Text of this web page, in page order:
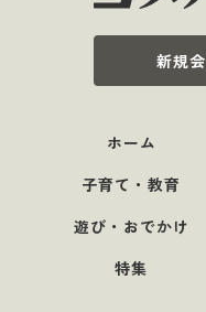
新規
ホーム
子育て・教育
遊び・おでかけ
特集